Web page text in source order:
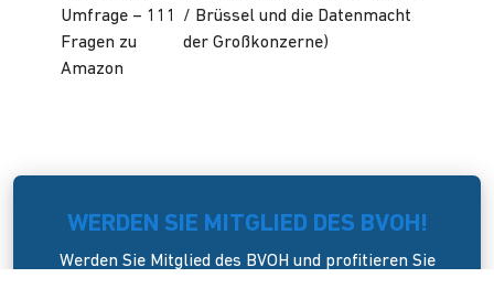
Umfrage – 111
Fragen zu
Amazon
/ Brüssel und die Datenmacht
der Großkonzerne)
WERDEN SIE MITGLIED DES BVOH!
Werden Sie Mitglied des BVOH und profitieren Sie